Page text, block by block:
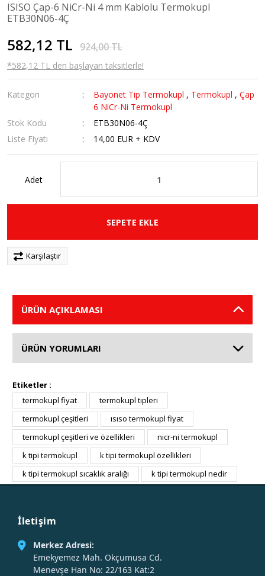
ISISO Çap-6 NiCr-Ni 4 mm Kablolu Termokupl
ETB30N06-4Ç
582,12 TL 924,00 TL
*582,12 TL den başlayan taksitlerle!
Kategori Bayonet Tip Termokupl , Termokupl ,Çap
6 NiCr-Ni Termokupl
Stok Kodu
ETB30N06-4Ç
Liste Fiyatı
14,00 EUR + KDV
Adet
SEPETE EKLE
Karşılaştır
ÜRÜN AÇIKLAMASI
ÜRÜN YORUMLARI
Etiketler :
termokupl fiyat
termokupl tipleri
termokupl çeşitleri
ısıso termokupl fiyat
termokupl çeşitleri ve özellikleri
nicr-ni termokupl
k tipi termokupl
k tipi termokupl özellikleri
k tipi termokupl sıcaklık aralığı
k tipi termokupl nedir
İletişim
Merkez Adresi:
Emekyemez Mah. Okçumusa Cd.
Menevşe Han No: 22/163 Kat:2